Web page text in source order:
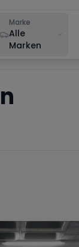
Marke
Alle
Marken